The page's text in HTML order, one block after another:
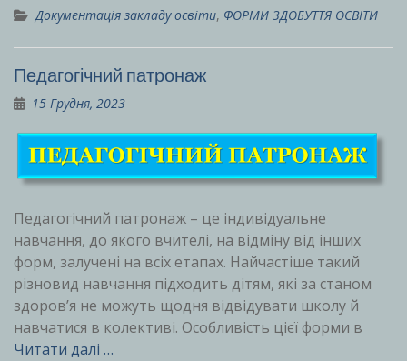
Документація закладу освіти, ФОРМИ ЗДОБУТТЯ ОСВІТИ
Педагогічний патронаж
15 Грудня, 2023
Педагогічний патронаж – це індивідуальне
навчання, до якого вчителі, на відміну від інших
форм, залучені на всіх етапах. Найчастіше такий
різновид навчання підходить дітям, які за станом
здоров’я не можуть щодня відвідувати школу й
навчатися в колективі. Особливість цієї форми в
Читати далі …